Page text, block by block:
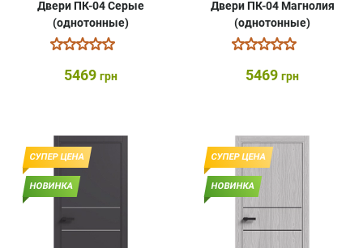
Двери ПК-04 Серые
(однотонные)
5469 грн
Двери ПК-04 Магнолия
(однотонные)
5469 грн
СУПЕР ЦЕНА
НОВИНКА
СУПЕР ЦЕНА
НОВИНКА